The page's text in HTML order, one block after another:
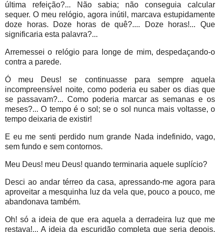
última refeição?... Não sabia; não conseguia calcular
sequer. O meu relógio, agora inútil, marcava estupidamente
doze horas. Doze horas de quê?.... Doze horas!... Que
significaria esta palavra?...
Arremessei o relógio para longe de mim, despedaçando-o
contra a parede.
Ó meu Deus! se continuasse para sempre aquela
incompreensível noite, como poderia eu saber os dias que
se passavam?... Como poderia marcar as semanas e os
meses?... O tempo é o sol; se o sol nunca mais voltasse, o
tempo deixaria de existir!
E eu me senti perdido num grande Nada indefinido, vago,
sem fundo e sem contornos.
Meu Deus! meu Deus! quando terminaria aquele suplício?
Desci ao andar térreo da casa, apressando-me agora para
aproveitar a mesquinha luz da vela que, pouco a pouco, me
abandonava também.
Oh! só a ideia de que era aquela a derradeira luz que me
restava!... A ideia da escuridão completa que seria depois,